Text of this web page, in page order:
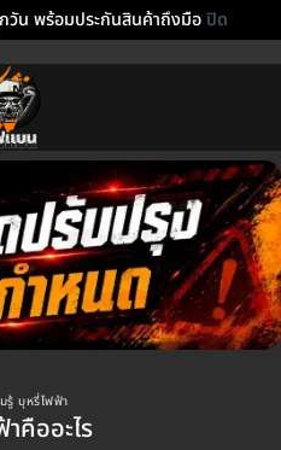
วัน พร้อมประกันสินค้าถึงมือปิด
รู้ บุหรี่ไฟฟ้า
คืออะไร